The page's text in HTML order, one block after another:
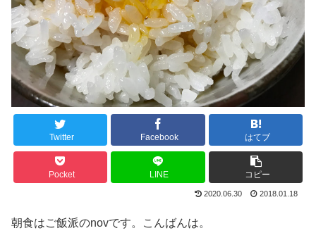
Twitter Facebook はてブ
Pocket LINE コピー
2020.06.30 2018.01.18
朝食はご飯派のnovです。こんばんは。